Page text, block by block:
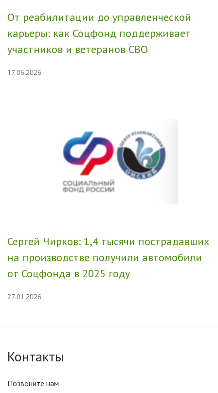
От реабилитации до управленческой
карьеры: как Соцфонд поддерживает
участников и ветеранов СВО
17.06.2026
Сергей Чирков: 1,4 тысячи пострадавших
на производстве получили автомобили
от Соцфонда в 2025 году
27.01.2026
Контакты
Позвоните нам